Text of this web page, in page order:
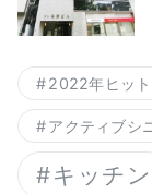
2022年ヒット
アクティブシ
キッチン